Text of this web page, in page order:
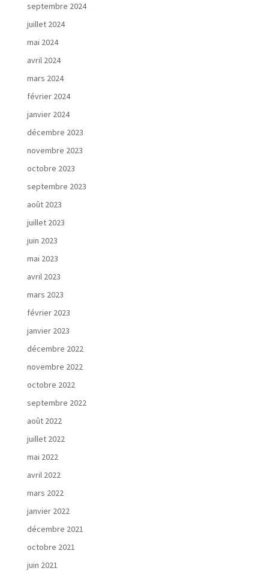
septembre 2024
juillet 2024
mai 2024
avril 2024
mars 2024
février 2024
janvier 2024
décembre 2023
novembre 2023
octobre 2023
septembre 2023
août 2023
juillet 2023
juin 2023
mai 2023
avril 2023
mars 2023
février 2023
janvier 2023
décembre 2022
novembre 2022
octobre 2022
septembre 2022
août 2022
juillet 2022
mai 2022
avril 2022
mars 2022
janvier 2022
décembre 2021
octobre 2021
juin 2021